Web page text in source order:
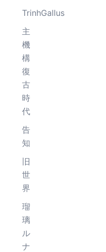
TrinhGallus
主
機
構
復
古
時
代
告
知
旧
世
界
瑠
璃
ル
ナ